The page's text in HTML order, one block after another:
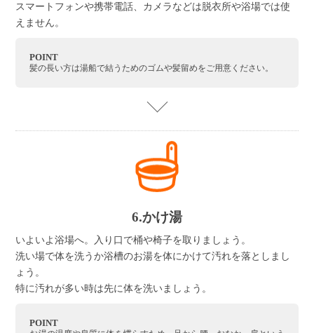
スマートフォンや携帯電話、カメラなどは脱衣所や浴場では使
えません。
POINT
髪の長い方は湯船で結うためのゴムや髪留めをご用意ください。
6.かけ湯
いよいよ浴場へ。入り口で桶や椅子を取りましょう。
洗い場で体を洗うか浴槽のお湯を体にかけて汚れを落としまし
ょう。
特に汚れが多い時は先に体を洗いましょう。
POINT